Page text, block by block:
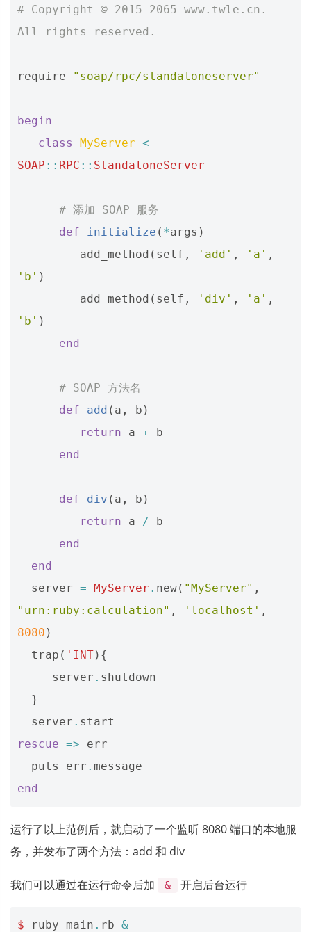
# Copyright © 2015-2065 www.twle.cn.
All rights reserved.
require "soap/rpc/standaloneserver"
begin
class
MyServer <
SOAP :: RPC :: StandaloneServer
# 添加 SOAP 服务
def
initialize ( *args )
add_method ( self , 'add' , 'a' ,
'b' )
add_method ( self , 'div' , 'a' ,
'b' )
end
# SOAP 方法名
def
add ( a , b )
return
a +
b
end
def div ( a , b )
return
a /
b
end
end
server = MyServer . new( "MyServer" ,
"urn:ruby:calculation" , 'localhost' ,
8080 )
trap ( ' INT){
server . shutdown
}
server . start
rescue =>
err
puts
err . message
end
运行了以上范例后，就启动了一个监听 8080 端口的本地服
务，并发布了两个方法：add 和 div
我们可以通过在运行命令后加 & 开启后台运行
$ ruby main . rb &